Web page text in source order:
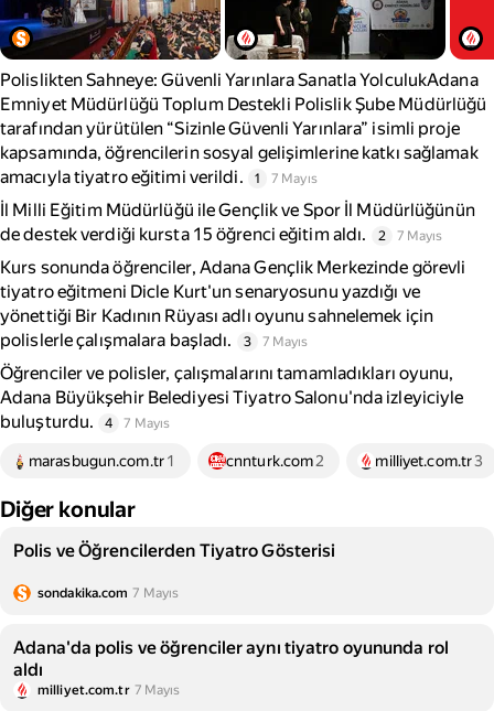
Polislikten Sahneye: Güvenli Yarınlara Sanatla YolculukAdana
Emniyet Müdürlüğü Toplum Destekli Polislik Şube Müdürlüğü
tarafından yürütülen “Sizinle Güvenli Yarınlara” isimli proje
kapsamında, öğrencilerin sosyal gelişimlerine katkı sağlamak
amacıyla tiyatro eğitimi verildi.
1 7 Mayıs
İl Milli Eğitim Müdürlüğü ile Gençlik ve Spor İl Müdürlüğünün
de destek verdiği kursta 15 öğrenci eğitim aldı.
2 7 Mayıs
Kurs sonunda öğrenciler, Adana Gençlik Merkezinde görevli
tiyatro eğitmeni Dicle Kurt'un senaryosunu yazdığı ve
yönettiği Bir Kadının Rüyası adlı oyunu sahnelemek için
polislerle çalışmalara başladı.
3 7 Mayıs
Öğrenciler ve polisler, çalışmalarını tamamladıkları oyunu,
Adana Büyükşehir Belediyesi Tiyatro Salonu'nda izleyiciyle
buluşturdu.
4 7 Mayıs
marasbugun.com.tr1 cnnturk.com2 milliyet.com.tr3
Diğer konular
Polis ve Öğrencilerden Tiyatro Gösterisi
sondakika.com 7 Mayıs
Adana'da polis ve öğrenciler aynı tiyatro oyununda rol
aldı
milliyet.com.tr 7 Mayıs